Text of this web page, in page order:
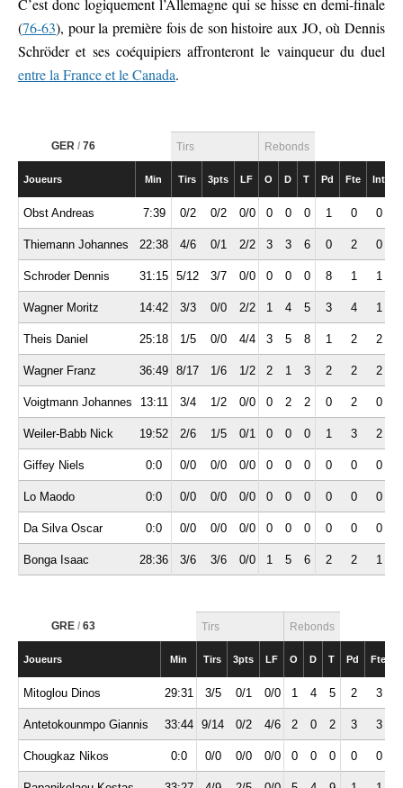
C’est donc logiquement l’Allemagne qui se hisse en demi-finale
(76-63), pour la première fois de son histoire aux JO, où Dennis
Schröder et ses coéquipiers affronteront le vainqueur du duel
entre la France et le Canada.
GER / 76 Tirs Rebonds
Joueurs Min Tirs 3pts LF O D T Pd Fte Int
Obst Andreas 7:39 0/2 0/2 0/0 0 0 0 1 0 0
Thiemann Johannes 22:38 4/6 0/1 2/2 3 3 6 0 2 0
Schroder Dennis 31:15 5/12 3/7 0/0 0 0 0 8 1 1
Wagner Moritz 14:42 3/3 0/0 2/2 1 4 5 3 4 1
Theis Daniel 25:18 1/5 0/0 4/4 3 5 8 1 2 2
Wagner Franz 36:49 8/17 1/6 1/2 2 1 3 2 2 2
Voigtmann Johannes 13:11 3/4 1/2 0/0 0 2 2 0 2 0
Weiler-Babb Nick 19:52 2/6 1/5 0/1 0 0 0 1 3 2
Giffey Niels 0:0 0/0 0/0 0/0 0 0 0 0 0 0
Lo Maodo 0:0 0/0 0/0 0/0 0 0 0 0 0 0
Da Silva Oscar 0:0 0/0 0/0 0/0 0 0 0 0 0 0
Bonga Isaac 28:36 3/6 3/6 0/0 1 5 6 2 2 1
GRE / 63 Tirs Rebonds
Joueurs Min Tirs 3pts LF O D T Pd Fte
Mitoglou Dinos 29:31 3/5 0/1 0/0 1 4 5 2 3
Antetokounmpo Giannis 33:44 9/14 0/2 4/6 2 0 2 3 3
Chougkaz Nikos 0:0 0/0 0/0 0/0 0 0 0 0 0